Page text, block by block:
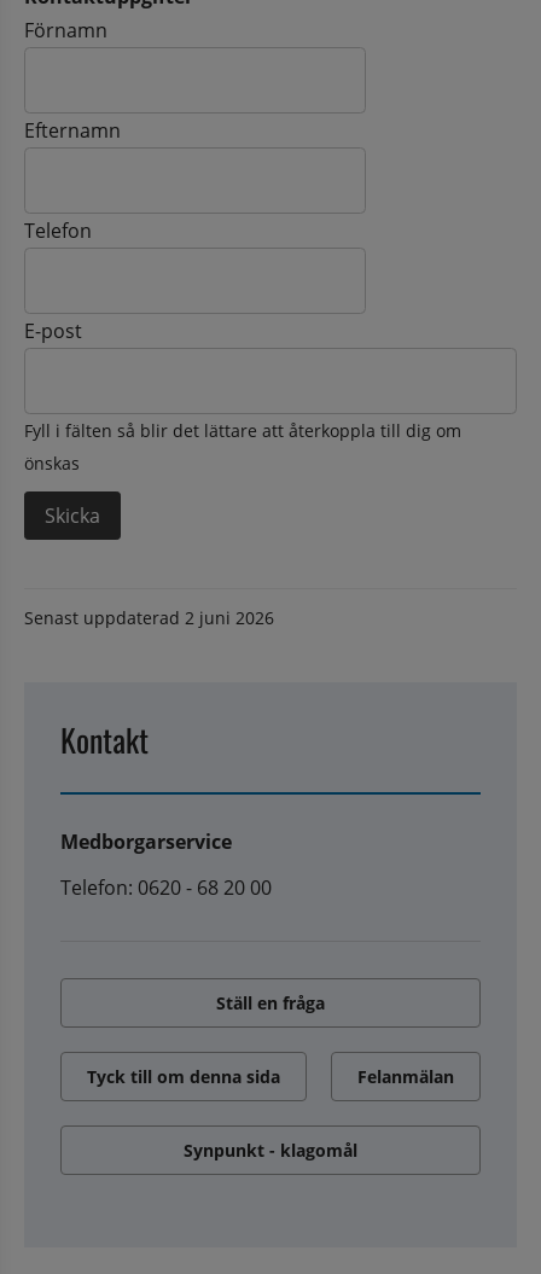
Kontaktuppgifter
Förnamn
Efternamn
Telefon
E-post
Fyll i fälten så blir det lättare att återkoppla till dig om
önskas
Senast uppdaterad 2 juni 2026
Kontakt
Medborgarservice
Telefon: 0620 - 68 20 00
Ställ en fråga
Tyck till om denna sida Felanmälan
Synpunkt - klagomål